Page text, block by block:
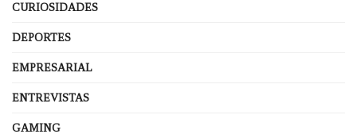
CURIOSIDADES
DEPORTES
EMPRESARIAL
ENTREVISTAS
GAMING